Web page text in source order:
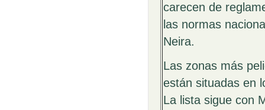
carecen de
las normas
Neira.
Las zonas más
están situadas en
La lista sigue con